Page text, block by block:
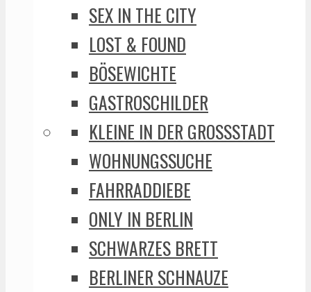
SEX IN THE CITY
LOST & FOUND
BÖSEWICHTE
GASTROSCHILDER
KLEINE IN DER GROSSSTADT
WOHNUNGSSUCHE
FAHRRADDIEBE
ONLY IN BERLIN
SCHWARZES BRETT
BERLINER SCHNAUZE